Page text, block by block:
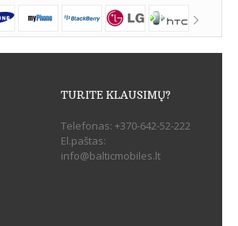
TURITE KLAUSIMŲ?
Telefonas: +370-642-52-222
El.paštas:
info@balticmobiles.lt